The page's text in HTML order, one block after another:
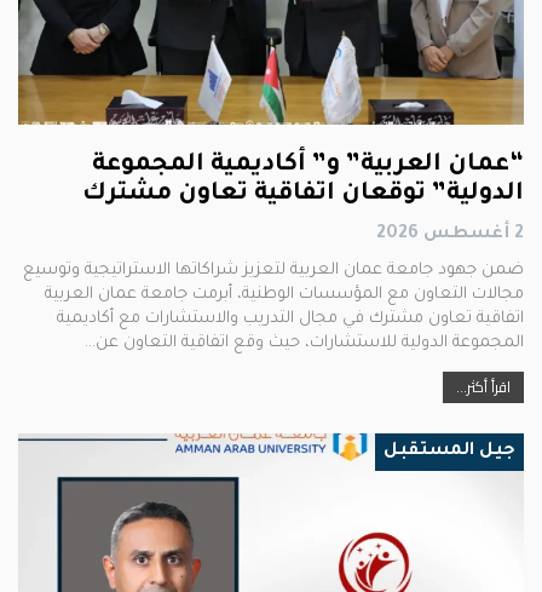
“عمان العربية” و” أكاديمية المجموعة
الدولية” توقعان اتفاقية تعاون مشترك
2 أغسطس 2026
ضمن جهود جامعة عمان العربية لتعزيز شراكاتها الاستراتيجية وتوسيع
مجالات التعاون مع المؤسسات الوطنية، أبرمت جامعة عمان العربية
اتفاقية تعاون مشترك في مجال التدريب والاستشارات مع أكاديمية
المجموعة الدولية للاستشارات، حيث وقع اتفاقية التعاون عن…
اقرأ أكثر...
جيل المستقبل